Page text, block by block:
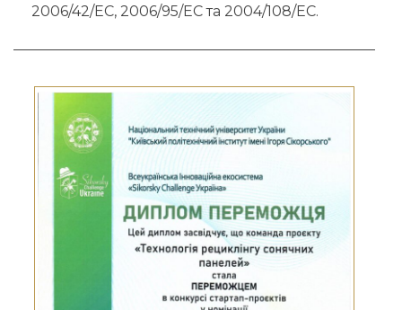
2006/42/ЕС, 2006/95/ЕС та 2004/108/ЕС.